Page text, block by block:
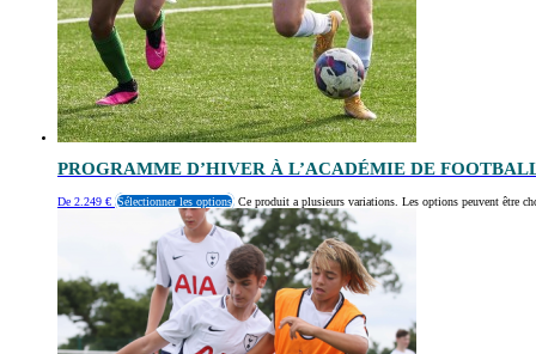
PROGRAMME D’HIVER À L’ACADÉMIE DE
De 2.249 € Sélectionner les options Ce produit a plusieurs variations. Les options peuvent être